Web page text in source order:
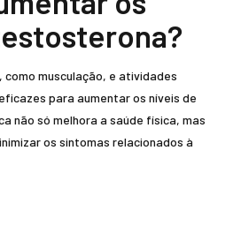
musculação, e atividades
para aumentar os níveis de
não só melhora a saúde física, mas
os sintomas relacionados à